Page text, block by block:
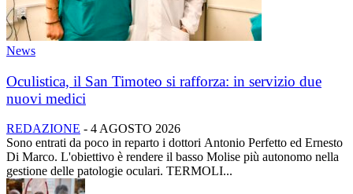
News
Oculistica, il San Timoteo si rafforza: in servizio due
nuovi medici
REDAZIONE - 4 AGOSTO 2026
Sono entrati da poco in reparto i dottori Antonio Perfetto ed Ernesto
Di Marco. L'obiettivo è rendere il basso Molise più autonomo nella
gestione delle patologie oculari. TERMOLI...